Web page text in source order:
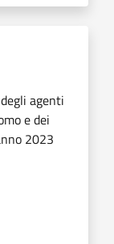
agenti
e dei
2023